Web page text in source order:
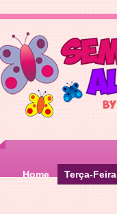
Home Terça-Feira